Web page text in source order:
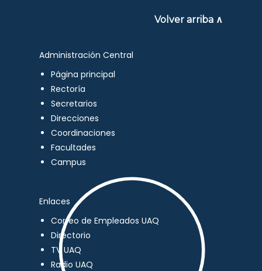
Volver arriba ∧
Administración Central
Página principal
Rectoría
Secretarios
Direcciones
Coordinaciones
Facultades
Campus
Enlaces
Correo de Empleados UAQ
Directorio
TV UAQ
Radio UAQ